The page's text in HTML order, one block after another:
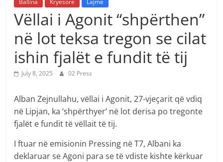
Vëllai i Agonit “shpërthen”
në lot teksa tregon se cilat
ishin fjalët e fundit të tij
July 8, 2025 02 Press
Alban Zejnullahu, vëllai i Agonit, 27-vjeçarit që vdiq
në Lipjan, ka ‘shpërthyer’ në lot derisa po tregonte
fjalët e fundit të vëllait të tij.
I ftuar në emisionin Pressing në T7, Albani ka
deklaruar se Agoni para se të vdiste kishte kërkuar